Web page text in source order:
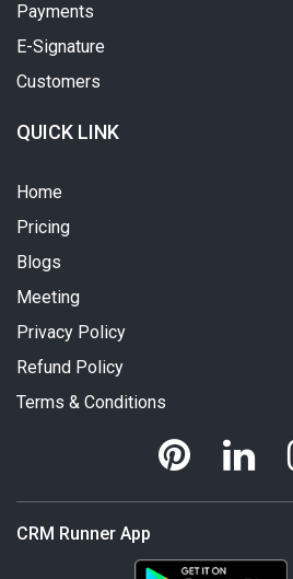
Payments
E-Signature
Customers
QUICK LINK
Home
Pricing
Blogs
Meeting
Privacy Policy
Refund Policy
Terms & Conditions
CRM Runner App